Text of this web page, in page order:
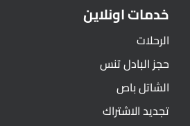
خدمات اونلاين
الرحلات
حجز البادل تنس
الشاتل باص
تجديد الاشتراك